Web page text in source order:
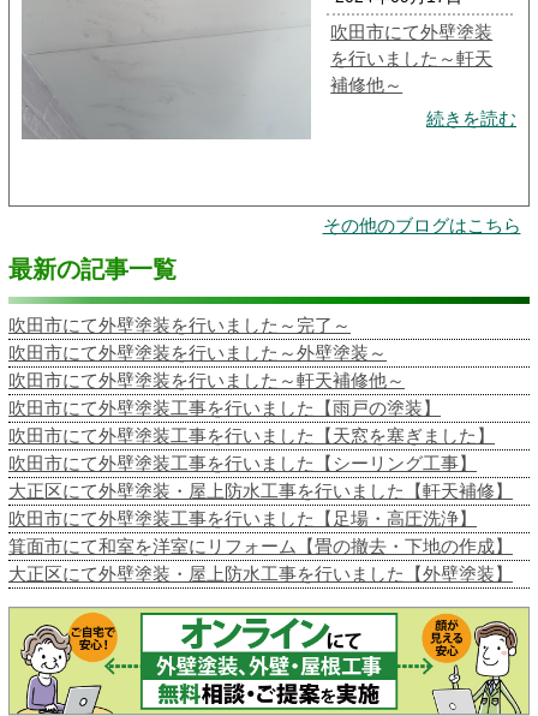
吹田市にて外壁塗装
を行いました～軒天
補修他～
続きを読む
その他のブログはこちら
最新の記事一覧
吹田市にて外壁塗装を行いました～完了～
吹田市にて外壁塗装を行いました～外壁塗装～
吹田市にて外壁塗装を行いました～軒天補修他～
吹田市にて外壁塗装工事を行いました【雨戸の塗装】
吹田市にて外壁塗装工事を行いました【天窓を塞ぎました】
吹田市にて外壁塗装工事を行いました【シーリング工事】
大正区にて外壁塗装・屋上防水工事を行いました【軒天補修】
吹田市にて外壁塗装工事を行いました【足場・高圧洗浄】
箕面市にて和室を洋室にリフォーム【畳の撤去・下地の作成】
大正区にて外壁塗装・屋上防水工事を行いました【外壁塗装】